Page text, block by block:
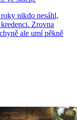
nikdo nesáhl,
Zrovna
ale umí pěkně